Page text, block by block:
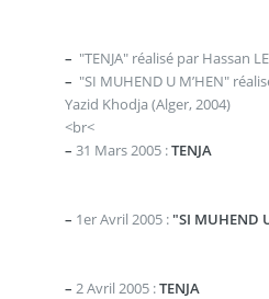
–
– "SI MUHEND U M’HEN" réalisé par Rachid Ben Allal et
Yazid Khodja (Alger, 2004)
<br<
– 31 Mars 2005 :TENJA
– 1er Avril 2005 : "SI MUHEND
– 2 Avril 2005 :TENJA